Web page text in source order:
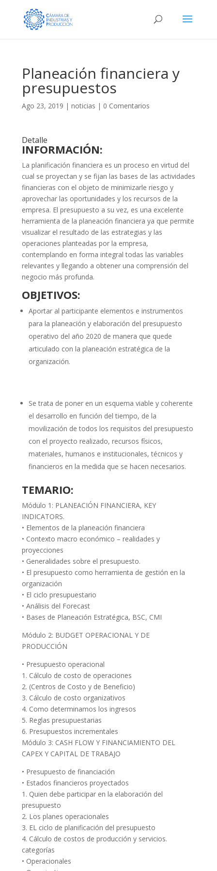
Planeación financiera y
presupuestos
Ago 23, 2019 | noticias | 0 Comentarios
Detalle
INFORMACIÓN:
La planificación financiera es un proceso en virtud del
cual se proyectan y se fijan las bases de las actividades
financieras con el objeto de minimizarle riesgo y
aprovechar las oportunidades y los recursos de la
empresa. El presupuesto a su vez, es una excelente
herramienta de la planeación financiera ya que permite
visualizar el resultado de las estrategias y las
operaciones planteadas por la empresa,
contemplando en forma integral todas las variables
relevantes y llegando a obtener una comprensión del
negocio más profunda.
OBJETIVOS:
Aportar al participante elementos e instrumentos
para la planeación y elaboración del presupuesto
operativo del año 2020 de manera que quede
articulado con la planeación estratégica de la
organización.
Se trata de poner en un esquema viable y coherente
el desarrollo en función del tiempo, de la
movilización de todos los requisitos del presupuesto
con el proyecto realizado, recursos físicos,
materiales, humanos e institucionales, técnicos y
financieros en la medida que se hacen necesarios.
TEMARIO:
Módulo 1: PLANEACIÓN FINANCIERA, KEY
INDICATORS.
• Elementos de la planeación financiera
• Contexto macro económico – realidades y
proyecciones
• Generalidades sobre el presupuesto.
• El presupuesto como herramienta de gestión en la
organización
• El ciclo presupuestario
• Análisis del Forecast
• Bases de Planeación Estratégica, BSC, CMI
Módulo 2: BUDGET OPERACIONAL Y DE
PRODUCCIÓN
• Presupuesto operacional
1. Cálculo de costo de operaciones
2. (Centros de Costo y de Beneficio)
3. Cálculo de costo organizativos
4. Como determinamos los ingresos
5. Reglas presupuestarias
6. Presupuestos incrementales
Módulo 3: CASH FLOW Y FINANCIAMIENTO DEL
CAPEX Y CAPITAL DE TRABAJO
• Presupuesto de financiación
• Estados financieros proyectados
1. Quien debe participar en la elaboración del
presupuesto
2. Los planes operacionales
3. EL ciclo de planificación del presupuesto
4. Cálculo de costos de producción y servicios.
categorías
• Operacionales